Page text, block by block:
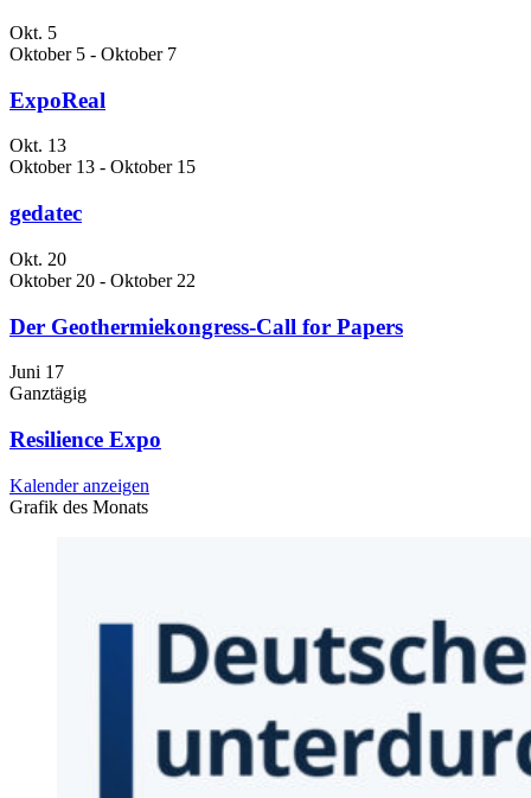
Okt. 5
Oktober 5 - Oktober 7
ExpoReal
Okt. 13
Oktober 13 - Oktober 15
gedatec
Okt. 20
Oktober 20 - Oktober 22
Der Geothermiekongress-Call for Papers
Juni 17
Ganztägig
Resilience Expo
Kalender anzeigen
Grafik des Monats